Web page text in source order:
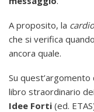
A proposito, la
che si verifica
ancora quale.
Su
libro straordinario
Idee Forti (ed.